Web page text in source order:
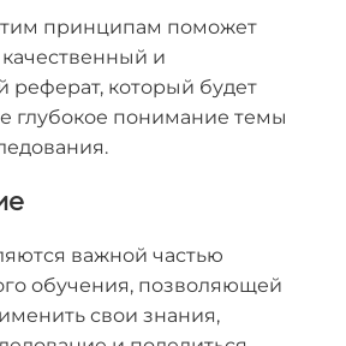
принципам поможет
и
реферат, который будет
глубокое понимание темы
важной частью
обучения, позволяющей
свои знания,